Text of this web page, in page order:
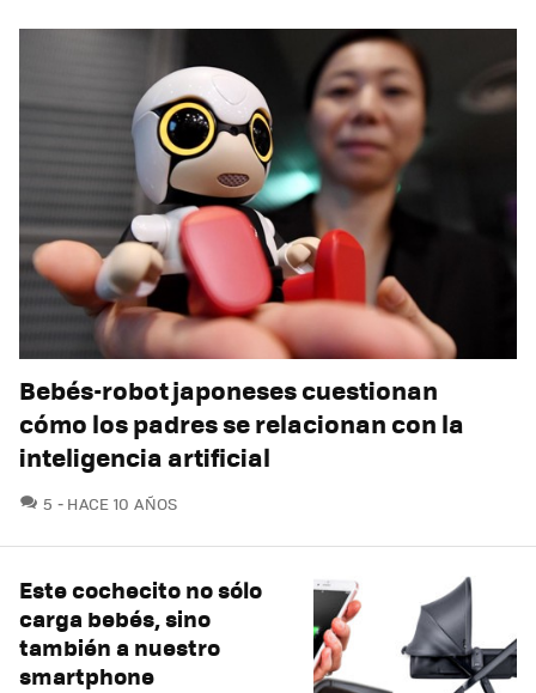
Bebés-robot japoneses cuestionan
cómo los padres se relacionan con la
inteligencia artificial
5 COMENTARIOS
HACE 10 AÑOS
Este cochecito no sólo
carga bebés, sino
también a nuestro
smartphone